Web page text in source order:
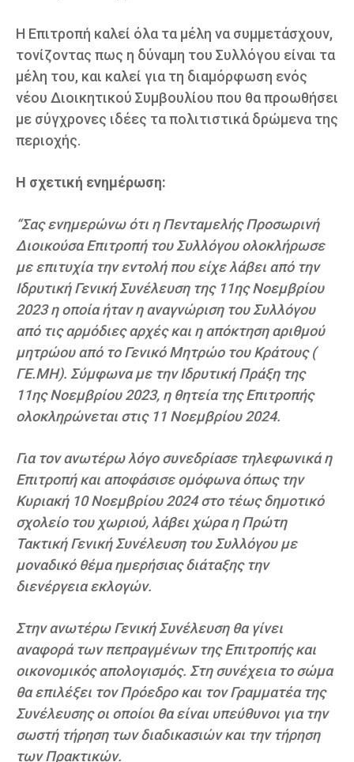
Η Επιτροπή καλεί όλα τα μέλη να συμμετάσχουν,
τονίζοντας πως η δύναμη του Συλλόγου είναι τα
μέλη του, και καλεί για τη διαμόρφωση ενός
νέου Διοικητικού Συμβουλίου που θα προωθήσει
με σύγχρονες ιδέες τα πολιτιστικά δρώμενα της
περιοχής.
Η σχετική ενημέρωση:
“Σας ενημερώνω ότι η Πενταμελής Προσωρινή
Διοικούσα Επιτροπή του Συλλόγου ολοκλήρωσε
με επιτυχία την εντολή που είχε λάβει από την
Ιδρυτική Γενική Συνέλευση της 11ης Νοεμβρίου
2023 η οποία ήταν η αναγνώριση του Συλλόγου
από τις αρμόδιες αρχές και η απόκτηση αριθμού
μητρώου από το Γενικό Μητρώο του Κράτους (
ΓΕ.ΜΗ). Σύμφωνα με την Ιδρυτική Πράξη της
11ης Νοεμβρίου 2023, η θητεία της Επιτροπής
ολοκληρώνεται στις 11 Νοεμβρίου 2024.
Για τον ανωτέρω λόγο συνεδρίασε τηλεφωνικά η
Επιτροπή και αποφάσισε ομόφωνα όπως την
Κυριακή 10 Νοεμβρίου 2024 στο τέως δημοτικό
σχολείο του χωριού, λάβει χώρα η Πρώτη
Τακτική Γενική Συνέλευση του Συλλόγου με
μοναδικό θέμα ημερήσιας διάταξης την
διενέργεια εκλογών.
Στην ανωτέρω Γενική Συνέλευση θα γίνει
αναφορά των πεπραγμένων της Επιτροπής και
οικονομικός απολογισμός. Στη συνέχεια το σώμα
θα επιλέξει τον Πρόεδρο και τον Γραμματέα της
Συνέλευσης οι οποίοι θα είναι υπεύθυνοι για την
σωστή τήρηση των διαδικασιών και την τήρηση
των Πρακτικών.